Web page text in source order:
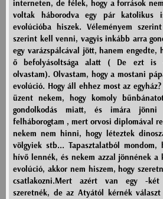
interneten, de félek, hogy a források
voltak háborodva egy pár katolikus
evolúcióba hiszek. Véleményem
szerint kell venni, vagyis inkább arra
egy varázspálcával jött, hanem engedte,
ő befolyásoltsága alatt ( De ezt is
olvastam). Olvastam, hogy a mostani
evolúció. Hogy áll ehhez most az
üzent nekem, hogy komoly
gondolkodás miatt, és imára
felháborogtam , mert orvosi diplomával
nekem nem hinni, hogy léteztek
völgyiek stb... Tapasztalatból mondom,
hívő lennék, és nekem azzal jönnének a
evolúció, akkor nem hiszem, hogy
csatlakozni.Mert azért van egy -
szeretnék, de az Atyától kérnék